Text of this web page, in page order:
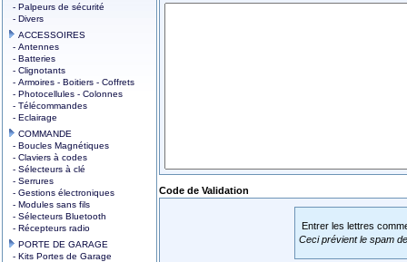
- Palpeurs de sécurité
- Divers
ACCESSOIRES
- Antennes
- Batteries
- Clignotants
- Armoires - Boitiers - Coffrets
- Photocellules - Colonnes
- Télécommandes
- Eclairage
COMMANDE
- Boucles Magnétiques
- Claviers à codes
- Sélecteurs à clé
- Serrures
- Gestions électroniques
- Modules sans fils
- Sélecteurs Bluetooth
- Récepteurs radio
PORTE DE GARAGE
- Kits Portes de Garage
Code de Validation
Entrer les lettres
Ceci prévient le spam